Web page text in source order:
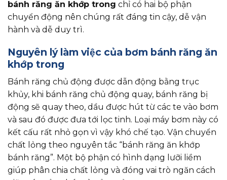
bánh răng ăn khớp trong chỉ có hai bộ phận
chuyển động nên chúng rất đáng tin cậy, dễ vận
hành và dễ duy trì.
Nguyên lý làm việc của bơm bánh răng ăn
khớp trong
Bánh răng chủ động được dẫn động bằng trục
khủy, khi bánh răng chủ động quay, bánh răng bị
động sẽ quay theo, dầu được hút từ các te vào bơm
và sau đó được đưa tới lọc tinh. Loại máy bơm này có
kết cấu rất nhỏ gọn vì vậy khó chế tạo. Vận chuyển
chất lỏng theo nguyên tắc “bánh răng ăn khớp
bánh răng”. Một bộ phận có hình dạng lưỡi liềm
giúp phân chia chất lỏng và đóng vai trò ngăn cách